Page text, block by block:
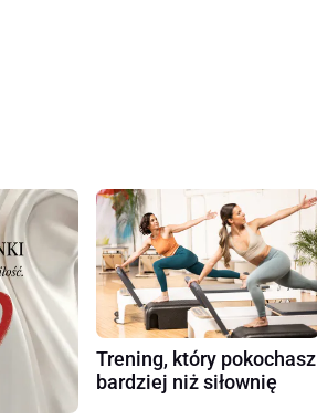
Trening, który pokochasz
bardziej niż siłownię